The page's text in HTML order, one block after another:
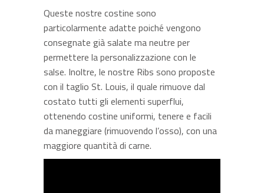
Queste nostre costine sono
particolarmente adatte poiché vengono
consegnate già salate ma neutre per
permettere la personalizzazione con le
salse. Inoltre, le nostre Ribs sono proposte
con il taglio St. Louis, il quale rimuove dal
costato tutti gli elementi superflui,
ottenendo costine uniformi, tenere e facili
da maneggiare (rimuovendo l’osso), con una
maggiore quantità di carne.